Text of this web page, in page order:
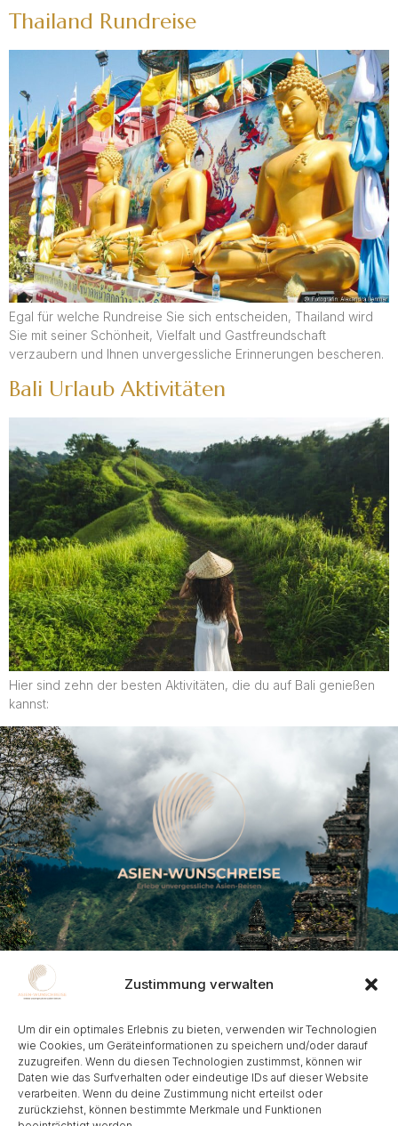
Zustimmung verwalten
Um dir ein optimales Erlebnis zu bieten, verwenden wir Technologien
wie Cookies, um Geräteinformationen zu speichern und/oder darauf
zuzugreifen. Wenn du diesen Technologien zustimmst, können wir
Daten wie das Surfverhalten oder eindeutige IDs auf dieser Website
verarbeiten. Wenn du deine Zustimmung nicht erteilst oder
zurückziehst, können bestimmte Merkmale und Funktionen
Thailand Rundreise
Egal für welche Rundreise Sie sich entscheiden, Thailand wird
Sie mit seiner Schönheit, Vielfalt und Gastfreundschaft
verzaubern und Ihnen unvergessliche Erinnerungen bescheren.
Bali Urlaub Aktivitäten
Hier sind zehn der besten Aktivitäten, die du auf Bali genießen
kannst:
Kontakt
Frohnhauser Strasse 232, 45144 Essen
info@asien-wunschreise.de​
+49-201-235757